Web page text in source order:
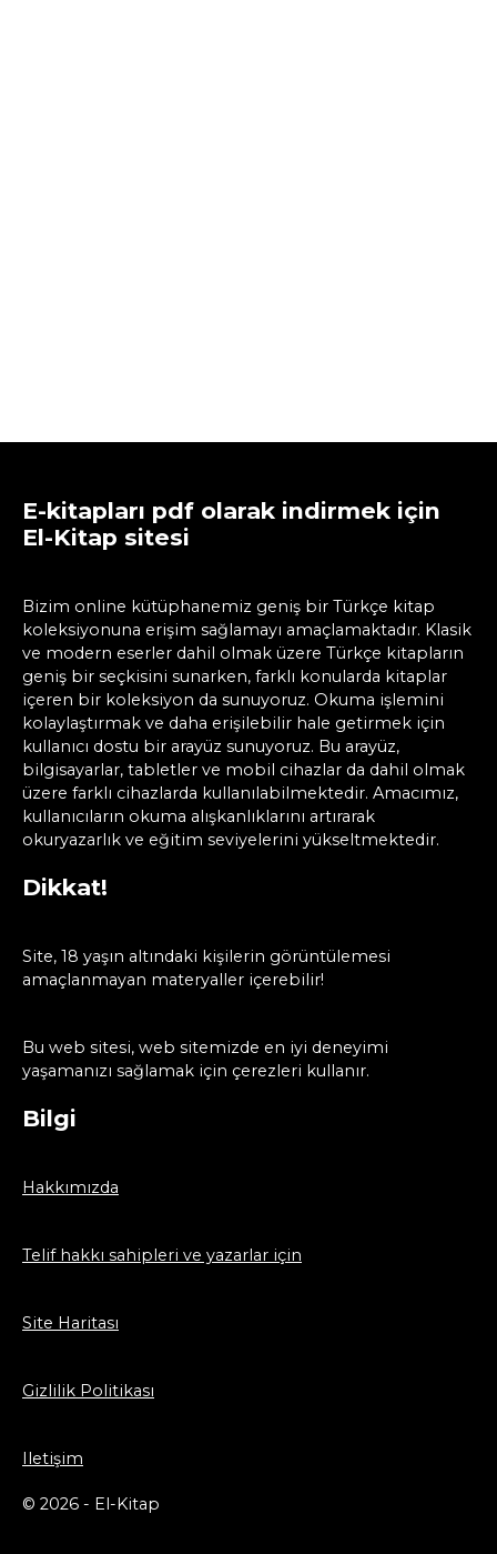
E-kitapları pdf olarak indirmek için
El-Kitap sitesi
Bizim online kütüphanemiz geniş bir Türkçe kitap
koleksiyonuna erişim sağlamayı amaçlamaktadır. Klasik
ve modern eserler dahil olmak üzere Türkçe kitapların
geniş bir seçkisini sunarken, farklı konularda kitaplar
içeren bir koleksiyon da sunuyoruz. Okuma işlemini
kolaylaştırmak ve daha erişilebilir hale getirmek için
kullanıcı dostu bir arayüz sunuyoruz. Bu arayüz,
bilgisayarlar, tabletler ve mobil cihazlar da dahil olmak
üzere farklı cihazlarda kullanılabilmektedir. Amacımız,
kullanıcıların okuma alışkanlıklarını artırarak
okuryazarlık ve eğitim seviyelerini yükseltmektedir.
Dikkat!
Site, 18 yaşın altındaki kişilerin görüntülemesi
amaçlanmayan materyaller içerebilir!
Bu web sitesi, web sitemizde en iyi deneyimi
yaşamanızı sağlamak için çerezleri kullanır.
Bilgi
Hakkımızda
Telif hakkı sahipleri ve yazarlar için
Site Haritası
Gizlilik Politikası
Iletişim
© 2026 - El-Kitap